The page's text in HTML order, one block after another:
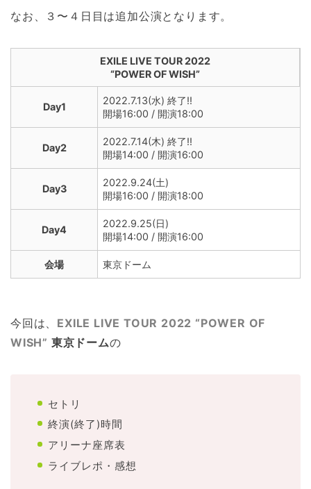
なお、３〜４日目は追加公演となります。
EXILE LIVE TOUR 2022
“POWER OF WISH”
Day1
2022.7.13(水) 終了!!
開場16:00 / 開演18:00
Day2
2022.7.14(木) 終了!!
開場14:00 / 開演16:00
Day3
2022.9.24(土)
開場16:00 / 開演18:00
Day4
2022.9.25(日)
開場14:00 / 開演16:00
会場 東京ドーム
今回は、 EXILE LIVE TOUR 2022 “POWER OF
WISH” 東京ドームの
セトリ
終演(終了)時間
アリーナ座席表
ライブレポ・感想